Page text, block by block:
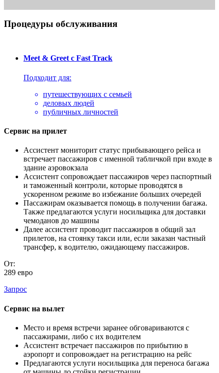
Процедуры обслуживания
Meet & Greet с Fast Track
Подходит для:
путешествующих с семьей
деловых людей
публичных личностей
Сервис на прилет
Ассистент мониторит статус прибывающего рейса и
встречает пассажиров с именной табличкой при входе в
здание аэровокзала
Ассистент сопровождает пассажиров через паспортный
и таможенный контроли, которые проводятся в
ускоренном режиме во избежание больших очередей
Пассажирам оказывается помощь в получении багажа.
Также предлагаются услуги носильщика для доставки
чемоданов до машины
Далее ассистент проводит пассажиров в общий зал
прилетов, на стоянку такси или, если заказан частный
трансфер, к водителю, ожидающему пассажиров.
От:
289 евро
Запрос
Сервис на вылет
Место и время встречи заранее обговариваются с
пассажирами, либо с их водителем
Ассистент встречает пассажиров по прибытию в
аэропорт и сопровождает на регистрацию на рейс
Предлагаются услуги носильщика для переноса багажа